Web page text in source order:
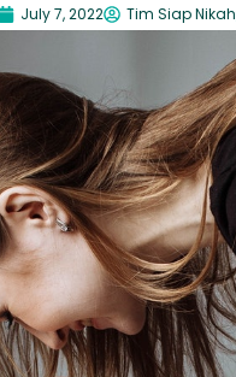
July 7, 2022 Tim Siap Nikah